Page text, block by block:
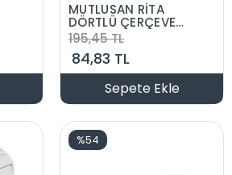
MUTLUSAN RİTA
DÖRTLÜ ÇERÇEVE
DİKEY
195,45 TL
84,83 TL
Sepete Ekle
%54